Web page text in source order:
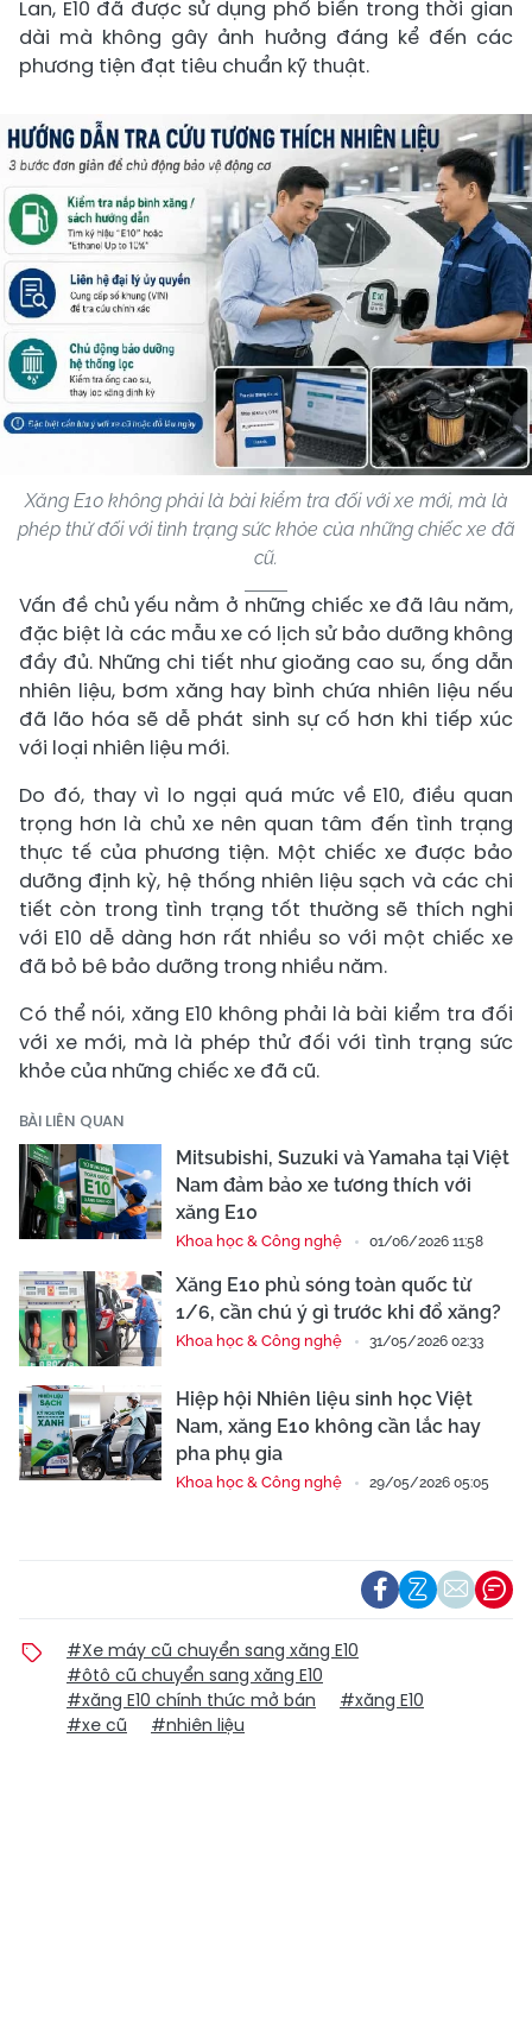
Lan, E10 đã được sử dụng phổ biến trong thời gian
dài mà không gây ảnh hưởng đáng kể đến các
phương tiện đạt tiêu chuẩn kỹ thuật.
Xăng E10 không phải là bài kiểm tra đối với xe mới, mà là
phép thử đối với tình trạng sức khỏe của những chiếc xe đã
cũ.
Vấn đề chủ yếu nằm ở những chiếc xe đã lâu năm,
đặc biệt là các mẫu xe có lịch sử bảo dưỡng không
đầy đủ. Những chi tiết như gioăng cao su, ống dẫn
nhiên liệu, bơm xăng hay bình chứa nhiên liệu nếu
đã lão hóa sẽ dễ phát sinh sự cố hơn khi tiếp xúc
với loại nhiên liệu mới.
Do đó, thay vì lo ngại quá mức về E10, điều quan
trọng hơn là chủ xe nên quan tâm đến tình trạng
thực tế của phương tiện. Một chiếc xe được bảo
dưỡng định kỳ, hệ thống nhiên liệu sạch và các chi
tiết còn trong tình trạng tốt thường sẽ thích nghi
với E10 dễ dàng hơn rất nhiều so với một chiếc xe
đã bỏ bê bảo dưỡng trong nhiều năm.
Có thể nói, xăng E10 không phải là bài kiểm tra đối
với xe mới, mà là phép thử đối với tình trạng sức
khỏe của những chiếc xe đã cũ.
BÀI LIÊN QUAN
Mitsubishi, Suzuki và Yamaha tại Việt
Nam đảm bảo xe tương thích với
xăng E10
Khoa học & Công nghệ 01/06/2026 11:58
Xăng E10 phủ sóng toàn quốc từ
1/6, cần chú ý gì trước khi đổ xăng?
Khoa học & Công nghệ 31/05/2026 02:33
Hiệp hội Nhiên liệu sinh học Việt
Nam, xăng E10 không cần lắc hay
pha phụ gia
Khoa học & Công nghệ 29/05/2026 05:05
#Xe máy cũ chuyển sang xăng E10
#ôtô cũ chuyển sang xăng E10
#xăng E10 chính thức mở bán
#xăng E10
#xe cũ
#nhiên liệu